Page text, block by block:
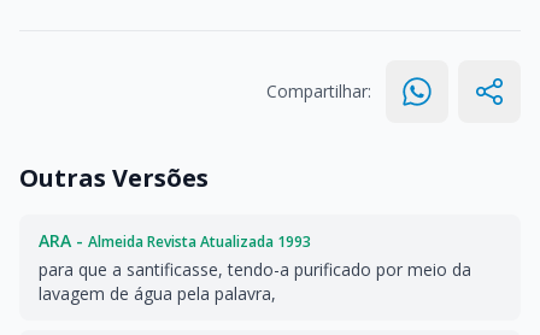
Compartilhar:
Outras Versões
ARA - Almeida Revista Atualizada 1993
para que a santificasse, tendo-a purificado por meio da
lavagem de água pela palavra,